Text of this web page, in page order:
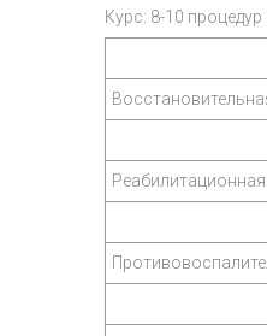
Курс: 8-10 процедур